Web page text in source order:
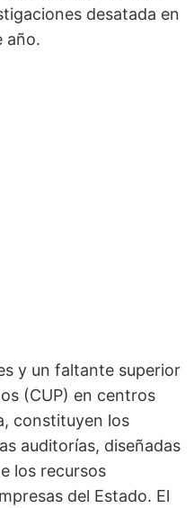
desatada en
año.
y un faltante superior
(CUP) en centros
constituyen los
auditorías, diseñadas
los recursos
del Estado. El